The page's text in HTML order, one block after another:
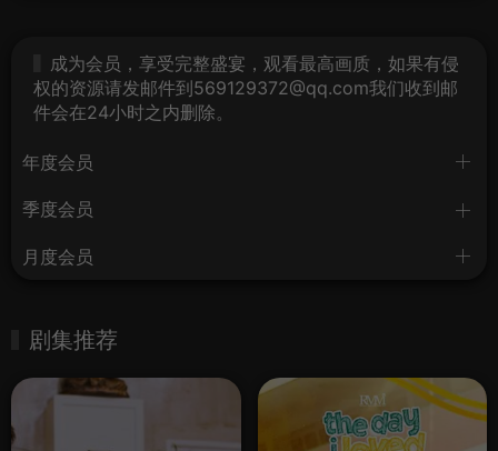
成为会员，享受完整盛宴，观看最高画质，如果有侵
权的资源请发邮件到569129372@qq.com我们收到邮
件会在24小时之内删除。
年度会员
季度会员
月度会员
剧集推荐